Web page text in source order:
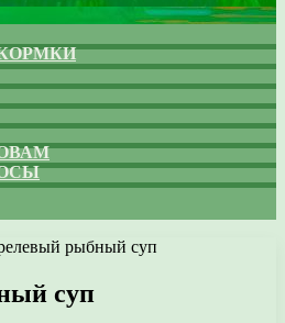
рыбный суп
суп